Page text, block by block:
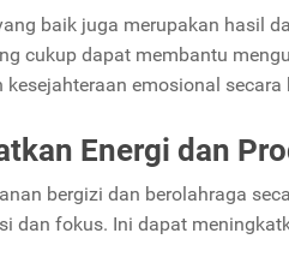
baik juga merupakan hasil
cukup dapat membantu
emosional secara
Energi dan
bergizi dan berolahraga
dan fokus. Ini dapat